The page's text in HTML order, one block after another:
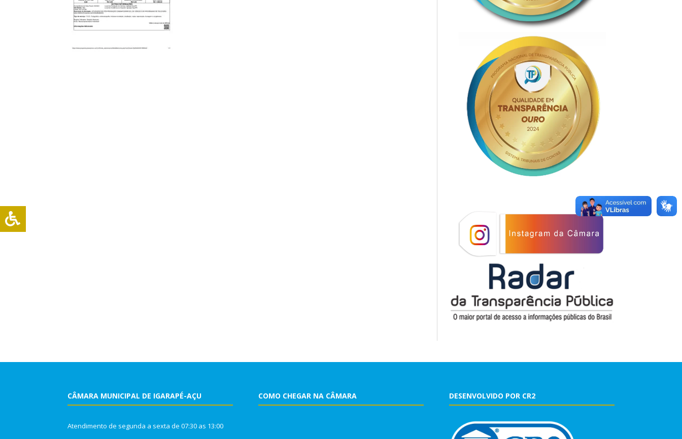
CÂMARA MUNICIPAL DE IGARAPÉ-AÇU
Atendimento de segunda a sexta de 07:30 as 13:00
COMO CHEGAR NA CÂMARA DESENVOLVIDO POR CR2